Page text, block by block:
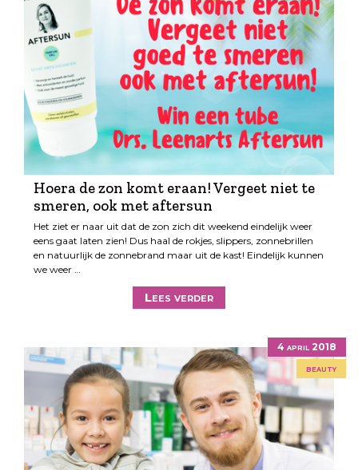
Hoera de zon komt eraan! Vergeet niet te
smeren, ook met aftersun
Het ziet er naar uit dat de zon zich dit weekend eindelijk weer
eens gaat laten zien! Dus haal de rokjes, slippers, zonnebrillen
en natuurlijk de zonnebrand maar uit de kast! Eindelijk kunnen
we weer …
Lees verder
4 april 2018
beauty